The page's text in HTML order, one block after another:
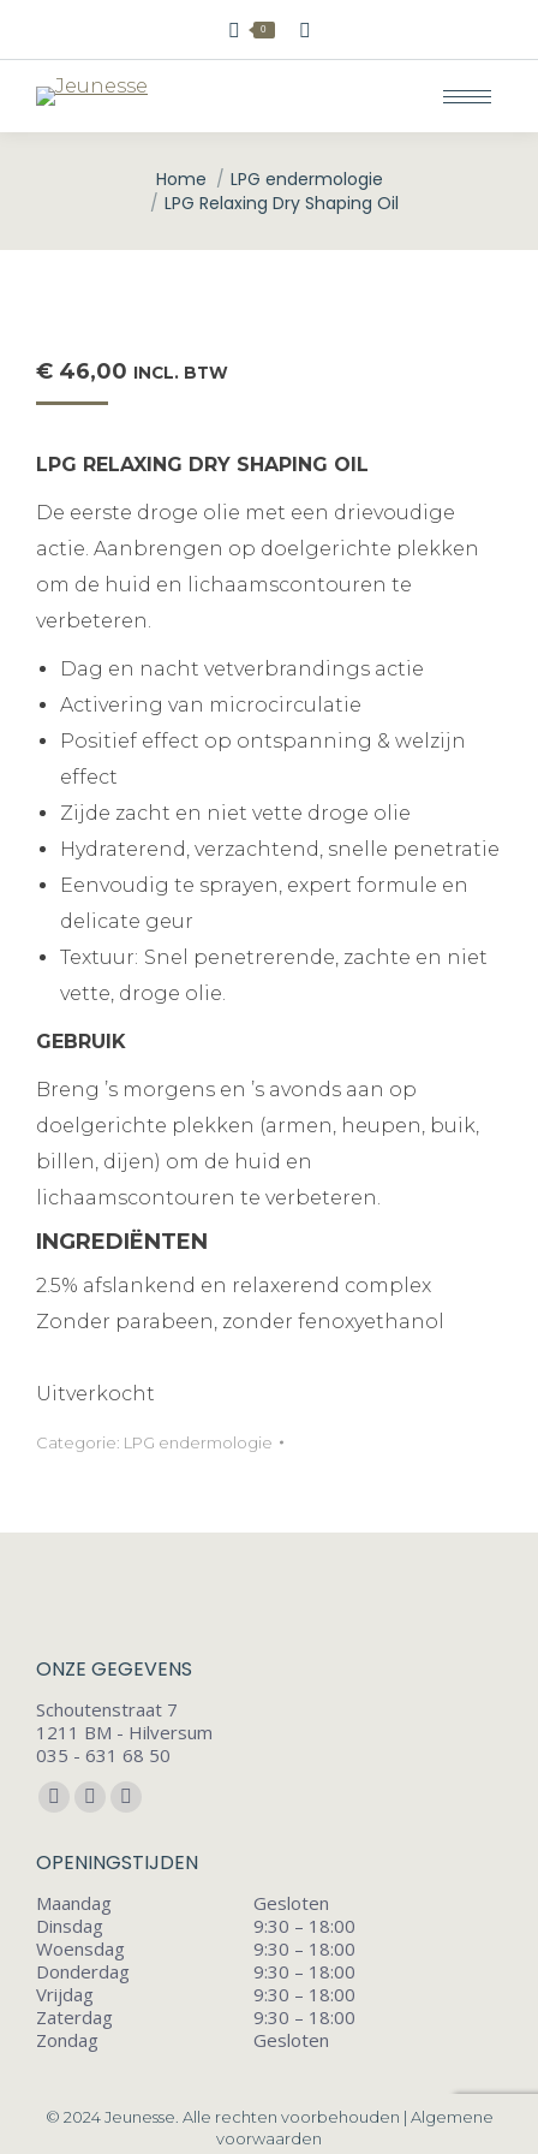
0 Zoeken:
Je bent hier:Home
LPG endermologie
LPG Relaxing Dry Shaping Oil
€ 46,00 INCL. BTW
LPG RELAXING DRY SHAPING OIL
De eerste droge olie met een drievoudige
actie. Aanbrengen op doelgerichte plekken
om de huid en lichaamscontouren te
verbeteren.
Dag en nacht vetverbrandings actie
Activering van microcirculatie
Positief effect op ontspanning & welzijn
effect
Zijde zacht en niet vette droge olie
Hydraterend, verzachtend, snelle penetratie
Eenvoudig te sprayen, expert formule en
delicate geur
Textuur: Snel penetrerende, zachte en niet
vette, droge olie.
GEBRUIK
Breng ’s morgens en ’s avonds aan op
doelgerichte plekken (armen, heupen, buik,
billen, dijen) om de huid en
lichaamscontouren te verbeteren.
INGREDIËNTEN
2.5% afslankend en relaxerend complex
Zonder parabeen, zonder fenoxyethanol
Uitverkocht
Categorie: LPG endermologie
ONZE GEGEVENS
Schoutenstraat 7
1211 BM - Hilversum
035 - 631 68 50
Vind ons op:
Facebook
opens
in
new
window
Instagram
opens
in
new
window
Mail
opens
window
OPENINGSTIJDEN
Maandag
Gesloten
Dinsdag
9:30 – 18:00
Woensdag
9:30 – 18:00
Donderdag
9:30 – 18:00
Vrijdag
9:30 – 18:00
Zaterdag
9:30 – 18:00
Zondag
Gesloten
© 2024 Jeunesse. Alle rechten voorbehouden | Algemene
voorwaarden